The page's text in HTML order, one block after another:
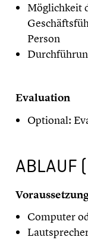
Möglichkeit
Person
​Evaluation
Optional:
ABLAUF
Computer